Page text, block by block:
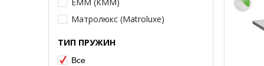
Матролюкс (Matroluxe)
ТИП ПРУЖИН
Все